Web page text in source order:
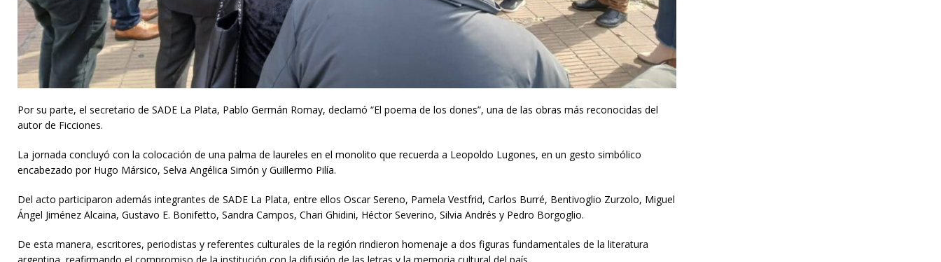
Por su parte, el secretario de SADE La Plata, Pablo Germán Romay, declamó “El poema de los dones”, una de las obras más reconocidas del
autor de Ficciones.
La jornada concluyó con la colocación de una palma de laureles en el monolito que recuerda a Leopoldo Lugones, en un gesto simbólico
encabezado por Hugo Mársico, Selva Angélica Simón y Guillermo Pilía.
Del acto participaron además integrantes de SADE La Plata, entre ellos Oscar Sereno, Pamela Vestfrid, Carlos Burré, Bentivoglio Zurzolo, Miguel
Ángel Jiménez Alcaina, Gustavo E. Bonifetto, Sandra Campos, Chari Ghidini, Héctor Severino, Silvia Andrés y Pedro Borgoglio.
De esta manera, escritores, periodistas y referentes culturales de la región rindieron homenaje a dos figuras fundamentales de la literatura
argentina, reafirmando el compromiso de la institución con la difusión de las letras y la memoria cultural del país.